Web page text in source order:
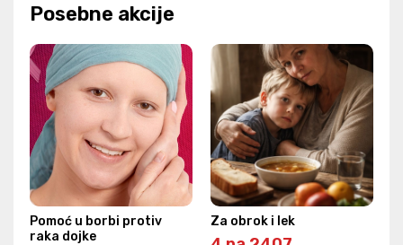
Posebne akcije
Pomoć u borbi protiv
raka dojke
Za obrok i lek